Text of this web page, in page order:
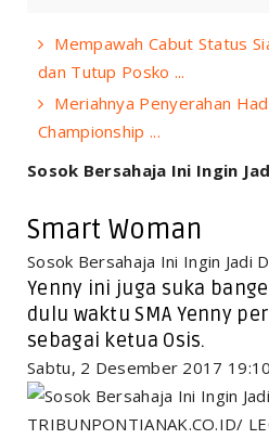
Mempawah Cabut Status
dan Tutup Posko ...
Meriahnya Penyerahan
Championship ...
Sosok Bersahaja Ini Ingin
Smart Woman
Sosok Bersahaja Ini Ingin Jadi
Yenny ini juga suka
dulu waktu SMA Yenny
sebagai ketua Osis.
Sabtu, 2 Desember 2017 19:10
TRIBUNPONTIANAK.CO.ID/